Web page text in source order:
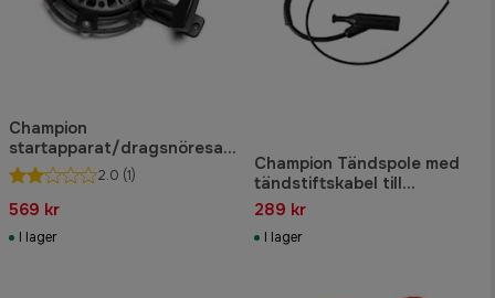
Champion
startapparat/dragsnöresat
s
2.0 (1)
569 kr
I lager
Champion Tändspole med
tändstiftskabel till
CPG6500E2-EU-SC,
CPG7500E2-DF-EU-SC,
CPG9000E2-EU-SC
289 kr
I lager